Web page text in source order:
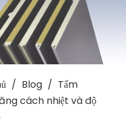
/ Blog / Tấm
cách nhiệt và độ